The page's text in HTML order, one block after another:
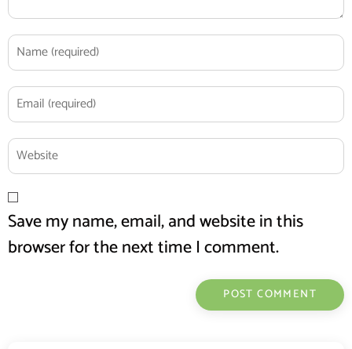
Save my name, email, and website in this
browser for the next time I comment.